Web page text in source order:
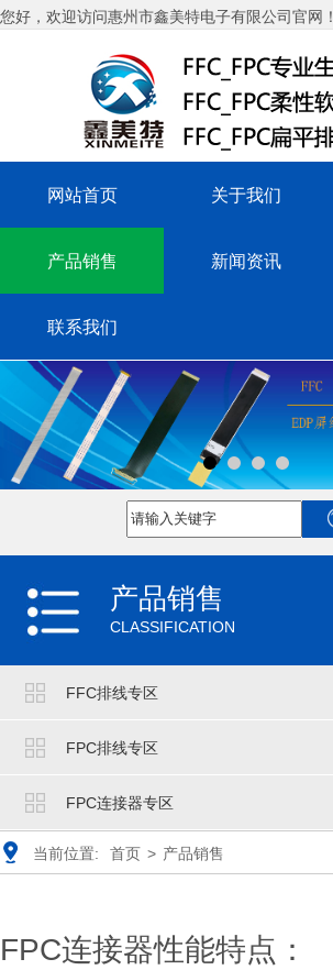
您好，欢迎访问惠州市鑫美特电子有限公司官网！
网站首页 关于我们
产品销售 新闻资讯
联系我们
产品销售
CLASSIFICATION
FFC排线专区
FPC排线专区
FPC连接器专区
当前位置: 首页 > 产品销售
FPC连接器性能特点：